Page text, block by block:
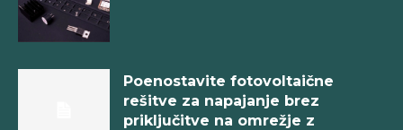
Poenostavite fotovoltaične
rešitve za napajanje brez
priključitve na omrežje z